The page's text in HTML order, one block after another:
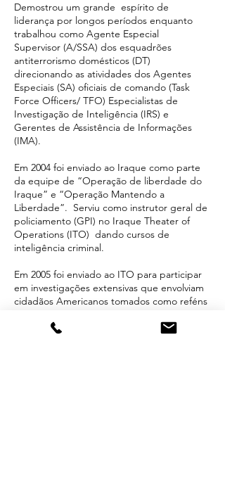
Demostrou um grande espírito de
liderança por longos períodos enquanto
trabalhou como Agente Especial
Supervisor (A/SSA) dos esquadrões
antiterrorismo domésticos (DT)
direcionando as atividades dos Agentes
Especiais (SA) oficiais de comando (Task
Force Officers/ TFO) Especialistas de
Investigação de Inteligência (IRS) e
Gerentes de Assistência de Informações
(IMA).
Em 2004 foi enviado ao Iraque como parte
da equipe de “Operação de liberdade do
Iraque” e “Operação Mantendo a
Liberdade”. Serviu como instrutor geral de
policiamento (GPI) no Iraque Theater of
Operations (ITO) dando cursos de
inteligência criminal.
Em 2005 foi enviado ao ITO para participar
em investigações extensivas que envolviam
cidadãos Americanos tomados como reféns
furto de inteligência (CI), investigações